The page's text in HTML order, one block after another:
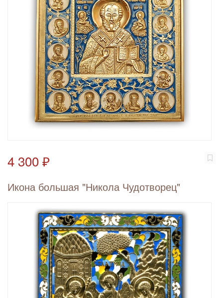
4 300 ₽
Икона большая "Никола Чудотворец"